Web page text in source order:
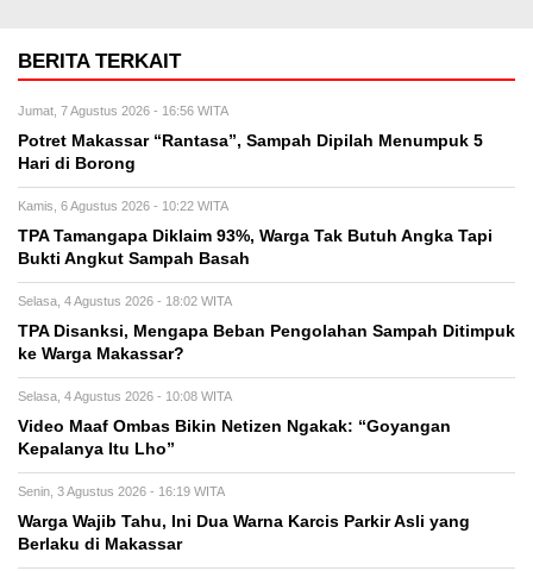
BERITA TERKAIT
Jumat, 7 Agustus 2026 - 16:56 WITA
Potret Makassar “Rantasa”, Sampah Dipilah Menumpuk 5
Hari di Borong
Kamis, 6 Agustus 2026 - 10:22 WITA
TPA Tamangapa Diklaim 93%, Warga Tak Butuh Angka Tapi
Bukti Angkut Sampah Basah
Selasa, 4 Agustus 2026 - 18:02 WITA
TPA Disanksi, Mengapa Beban Pengolahan Sampah Ditimpuk
ke Warga Makassar?
Selasa, 4 Agustus 2026 - 10:08 WITA
Video Maaf Ombas Bikin Netizen Ngakak: “Goyangan
Kepalanya Itu Lho”
Senin, 3 Agustus 2026 - 16:19 WITA
Warga Wajib Tahu, Ini Dua Warna Karcis Parkir Asli yang
Berlaku di Makassar